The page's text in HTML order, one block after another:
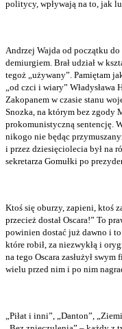
politycy, wpływają na to, jak
Andrzej Wajda od początku
demiurgiem. Brał udział w
tegoż „używany”. Pamiętam
„od czci i wiary”
Zakopanem w czasie stanu
Snozka, na którym bez zgody
prokomunistyczną sentencję.
nikogo nie będąc
i przez dziesięciolecia był na
sekretarza Gomułki po
Ktoś się oburzy, zapieni, ktoś
przecież dostał Oscara!” To
powinien dostać już dawno i to
które robił, za niezwykłą i
na tego Oscara zasłużył
wielu przed nim i po nim
„Piłat i inni”, „Danton”,